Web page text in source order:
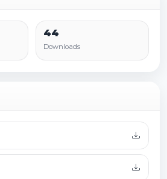
44
Downloads